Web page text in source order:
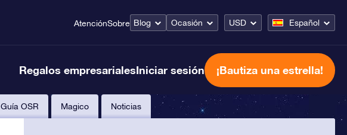
AtenciónSobre Blog Ocasión USD Español
Regalos empresarialesIniciar sesión ¡Bautiza una estrella!
Guía OSR Magico Noticias